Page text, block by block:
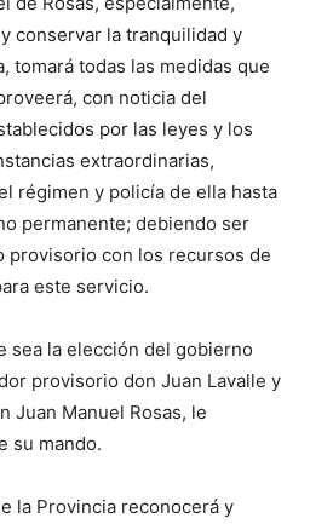
conservar la tranquilidad y
tomará todas las medidas que
con noticia del
por las leyes y los
extraordinarias,
régimen y policía de ella hasta
permanente; debiendo ser
provisorio con los recursos de
este servicio.
sea la elección del gobierno
provisorio don Juan Lavalle y
Juan Manuel Rosas, le
su mando.
la Provincia reconocerá y